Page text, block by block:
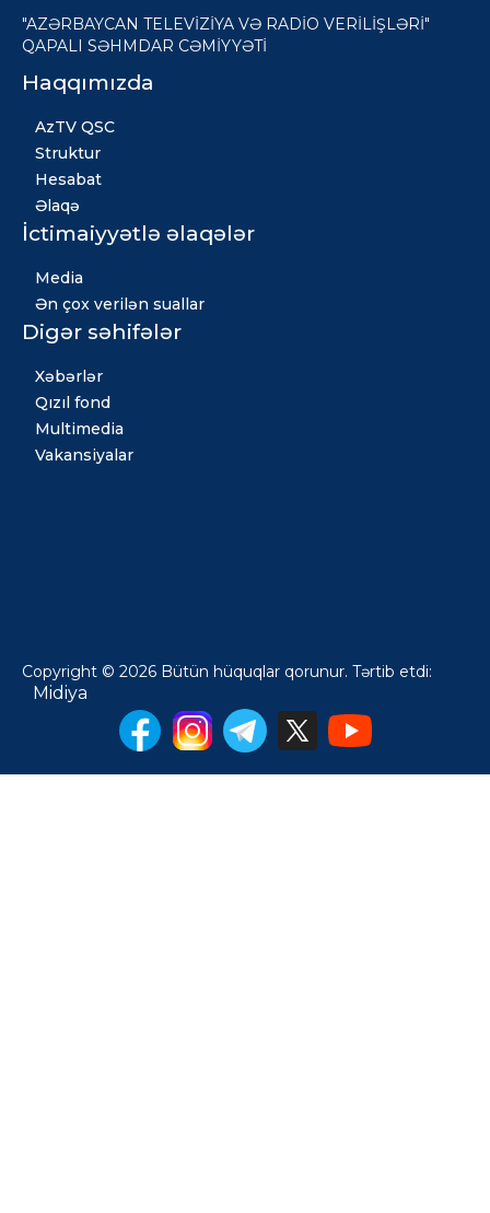
"AZƏRBAYCAN TELEVİZİYA VƏ RADİO VERİLİŞLƏRİ"
QAPALI SƏHMDAR CƏMİYYƏTİ
Haqqımızda
AzTV QSC
Struktur
Hesabat
Əlaqə
İctimaiyyətlə əlaqələr
Media
Ən çox verilən suallar
Digər səhifələr
Xəbərlər
Qızıl fond
Multimedia
Vakansiyalar
Copyright © 2026 Bütün hüquqlar qorunur. Tərtib etdi:
Midiya